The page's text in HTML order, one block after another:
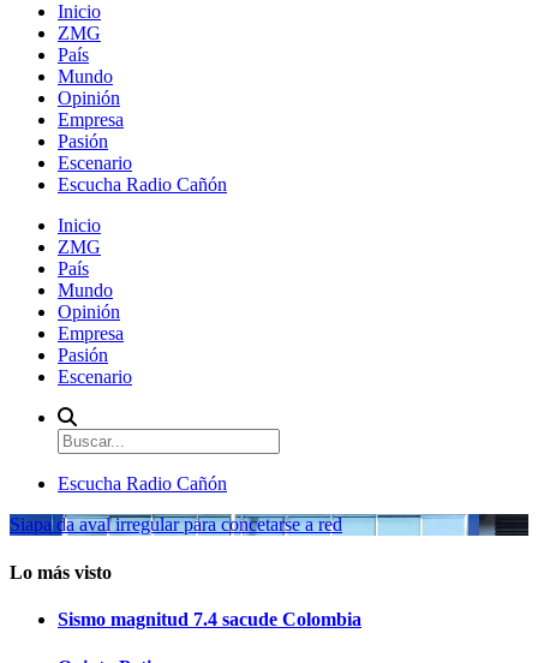
Inicio
ZMG
País
Mundo
Opinión
Empresa
Pasión
Escenario
Escucha Radio Cañón
Inicio
ZMG
País
Mundo
Opinión
Empresa
Pasión
Escenario
Escucha Radio Cañón
Siapa da aval irregular para concetarse a red
Lo más visto
Sismo magnitud 7.4 sacude Colombia